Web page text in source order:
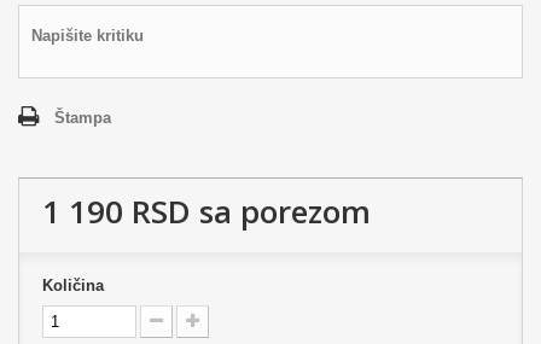
Napišite kritiku
Štampa
1 190 RSD sa porezom
Količina